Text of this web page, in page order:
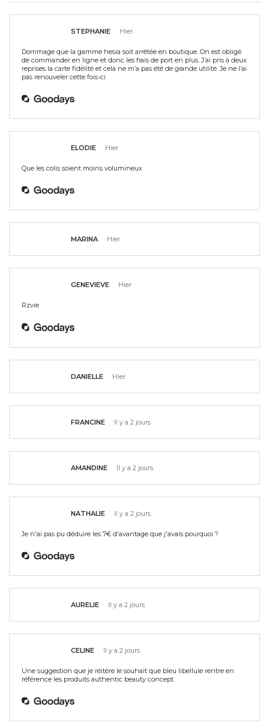
STEPHANIE Hier
Dommage que la gamme hesia soit arrêtée en boutique. On est obligé
de commander en ligne et donc les frais de port en plus. J’ai pris à deux
reprises la carte fidélité et cela ne m’a pas été de grande utilité. Je ne l’ai
pas renouveler cette fois-ci
ELODIE Hier
Que les colis soient moins volumineux
MARINA Hier
GENEVIEVE Hier
Rzvie
DANIELLE Hier
FRANCINE Il y a 2 jours
AMANDINE Il y a 2 jours
NATHALIE Il y a 2 jours
Je n'ai pas pu déduire les 7€ d'avantage que j'avais pourquoi ?
AURELIE Il y a 2 jours
CELINE Il y a 2 jours
Une suggestion que je réitère le souhait que bleu libellule rentre en
référence les produits authentic beauty concept.